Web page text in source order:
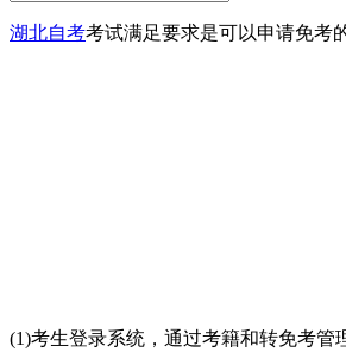
湖北自考考试满足要求是可以申请免考
(1)考生登录系统，通过考籍和转免考